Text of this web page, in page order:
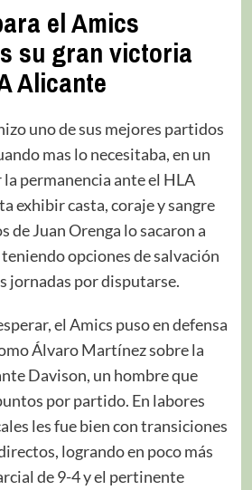
el Amics
su gran victoria
Alicante
uno de sus mejores partidos
mas lo necesitaba, en un
permanencia ante el HLA
exhibir casta, coraje y sangre
de Juan Orenga lo sacaron a
opciones de salvación
jornadas por disputarse.
el Amics puso en defensa
Álvaro Martínez sobre la
Davison, un hombre que
por partido. En labores
les fue bien con transiciones
logrando en poco más
de 9-4 y el pertinente